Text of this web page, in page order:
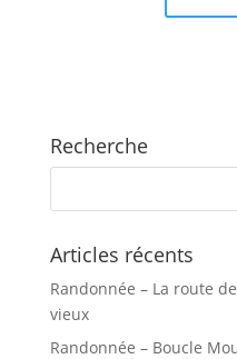
Recherche
Articles récents
Randonnée – La route
vieux
Randonnée – Boucle